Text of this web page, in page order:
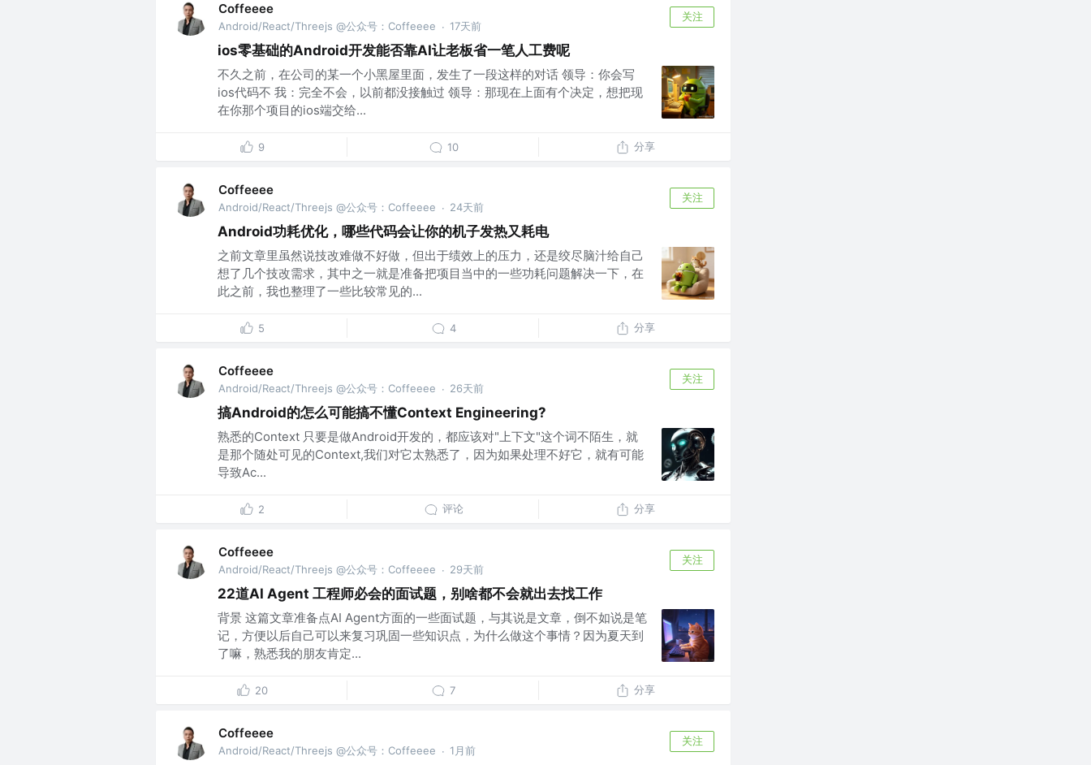
Coffeeee
Android/React/Threejs @公众号：Coffeeee · 17天前
关注
ios零基础的Android开发能否靠AI让老板省一笔人工费呢
不久之前，在公司的某一个小黑屋里面，发生了一段这样的对话 领导：你会写
ios代码不 我：完全不会，以前都没接触过 领导：那现在上面有个决定，想把现
在你那个项目的ios端交给...
9 10 分享
Coffeeee
Android/React/Threejs @公众号：Coffeeee · 24天前
关注
Android功耗优化，哪些代码会让你的机子发热又耗电
之前文章里虽然说技改难做不好做，但出于绩效上的压力，还是绞尽脑汁给自己
想了几个技改需求，其中之一就是准备把项目当中的一些功耗问题解决一下，在
此之前，我也整理了一些比较常见的...
5 4 分享
Coffeeee
Android/React/Threejs @公众号：Coffeeee · 26天前
关注
搞Android的怎么可能搞不懂Context Engineering?
熟悉的Context 只要是做Android开发的，都应该对"上下文"这个词不陌生，就
是那个随处可见的Context,我们对它太熟悉了，因为如果处理不好它，就有可能
导致Ac...
2 评论 分享
Coffeeee
Android/React/Threejs @公众号：Coffeeee · 29天前
关注
22道AI Agent 工程师必会的面试题，别啥都不会就出去找工作
背景 这篇文章准备点AI Agent方面的一些面试题，与其说是文章，倒不如说是笔
记，方便以后自己可以来复习巩固一些知识点，为什么做这个事情？因为夏天到
了嘛，熟悉我的朋友肯定...
20 7 分享
Coffeeee
Android/React/Threejs @公众号：Coffeeee · 1月前
关注